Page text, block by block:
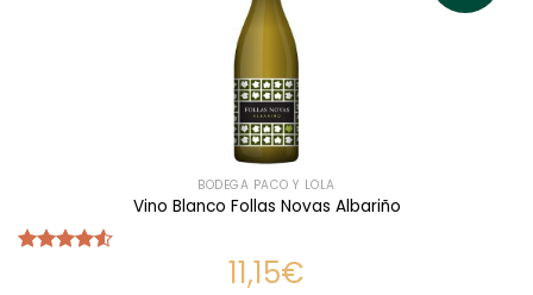
BODEGA PACO Y LOLA
Vino Blanco Follas Novas Albariño
11,15€